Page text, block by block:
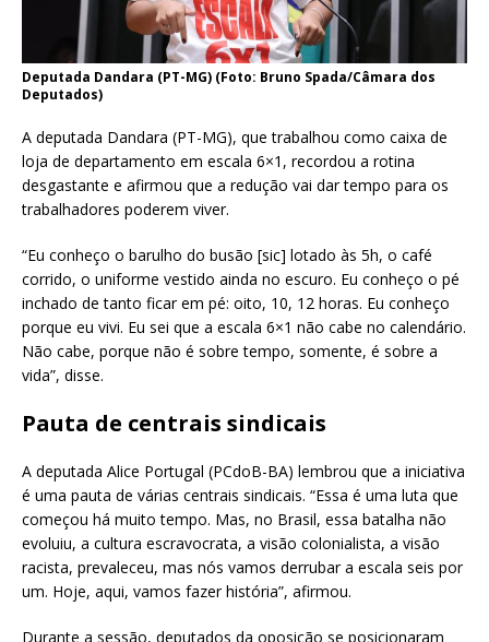
Deputada Dandara (PT-MG) (Foto: Bruno Spada/Câmara dos
Deputados)
A deputada Dandara (PT-MG), que trabalhou como caixa de
loja de departamento em escala 6×1, recordou a rotina
desgastante e afirmou que a redução vai dar tempo para os
trabalhadores poderem viver.
“Eu conheço o barulho do busão [sic] lotado às 5h, o café
corrido, o uniforme vestido ainda no escuro. Eu conheço o pé
inchado de tanto ficar em pé: oito, 10, 12 horas. Eu conheço
porque eu vivi. Eu sei que a escala 6×1 não cabe no calendário.
Não cabe, porque não é sobre tempo, somente, é sobre a
vida”, disse.
Pauta de centrais sindicais
A deputada Alice Portugal (PCdoB-BA) lembrou que a iniciativa
é uma pauta de várias centrais sindicais. “Essa é uma luta que
começou há muito tempo. Mas, no Brasil, essa batalha não
evoluiu, a cultura escravocrata, a visão colonialista, a visão
racista, prevaleceu, mas nós vamos derrubar a escala seis por
um. Hoje, aqui, vamos fazer história”, afirmou.
Durante a sessão, deputados da oposição se posicionaram